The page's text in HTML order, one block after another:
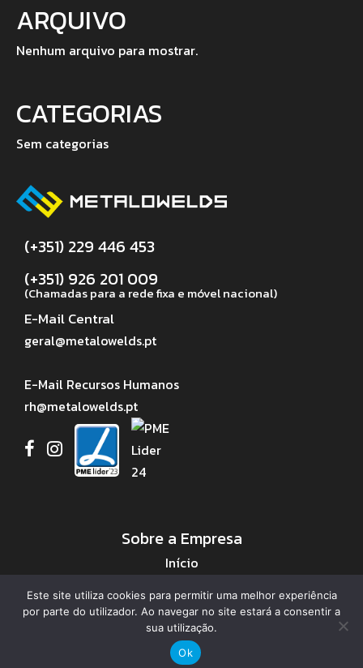
ARQUIVO
Nenhum arquivo para mostrar.
CATEGORIAS
Sem categorias
(+351) 229 446 453
(+351) 926 201 009
(Chamadas para a rede fixa e móvel nacional)
E-Mail Central
geral@metalowelds.pt
E-Mail Recursos Humanos
rh@metalowelds.pt
Sobre a Empresa
Início
Áreas de Negócio
Serviços
Projetos
Este site utiliza cookies para permitir uma melhor experiência
por parte do utilizador. Ao navegar no site estará a consentir a
sua utilização.
Ok